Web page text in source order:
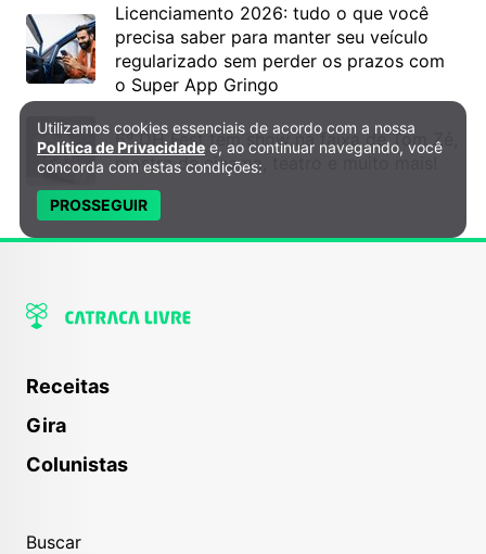
Licenciamento 2026: tudo o que você
precisa saber para manter seu veículo
regularizado sem perder os prazos com
o Super App Gringo
6º DH Fest tem show na faixa de Tom Zé,
mostra de cinema, teatro e muito mais!
Receitas
Gira
Colunistas
Buscar
Política de Privacidade e Cookies
Utilizamos cookies essenciais de acordo com a nossa
Política de Privacidade e, ao continuar navegando, você
concorda com estas condições:
PROSSEGUIR